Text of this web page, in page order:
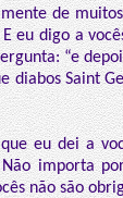
de
eu digo a
“e
diabos Saint
eu dei a
importa
não são